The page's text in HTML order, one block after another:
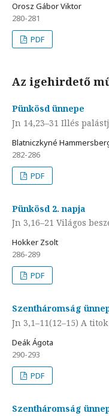
Orosz Gábor Viktor
280-281
PDF
Az igehirdető
Pünkösd ünnepe
Jn 14,23–31 Illés
Blatniczkyné
282-286
PDF
Pünkösd 2. napja
Jn 3,16–21 Világos
Hokker Zsolt
286-289
PDF
Szentháromság
Jn 3,1–11(12–15) A
Deák Ágota
290-293
PDF
Szentháromság